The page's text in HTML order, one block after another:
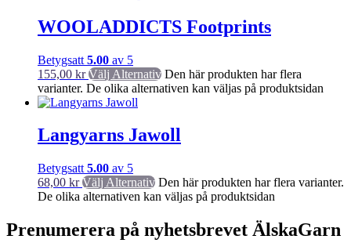
WOOLADDICTS Footprints
Betygsatt 5.00 av 5
155,00 kr Välj Alternativ Den här produkten har flera
varianter. De olika alternativen kan väljas på produktsidan
Langyarns Jawoll
Betygsatt 5.00 av 5
68,00 kr Välj Alternativ Den här produkten har flera varianter.
De olika alternativen kan väljas på produktsidan
Prenumerera på nyhetsbrevet ÄlskaGarn